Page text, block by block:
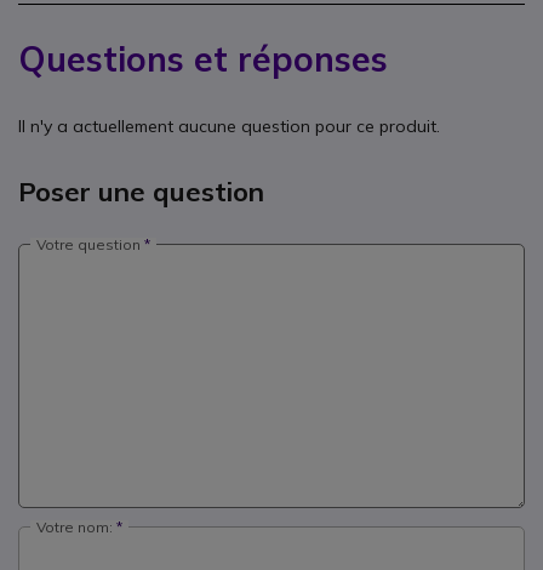
Questions et réponses
Il n'y a actuellement aucune question pour ce produit.
Poser une question
Votre question
Votre nom: